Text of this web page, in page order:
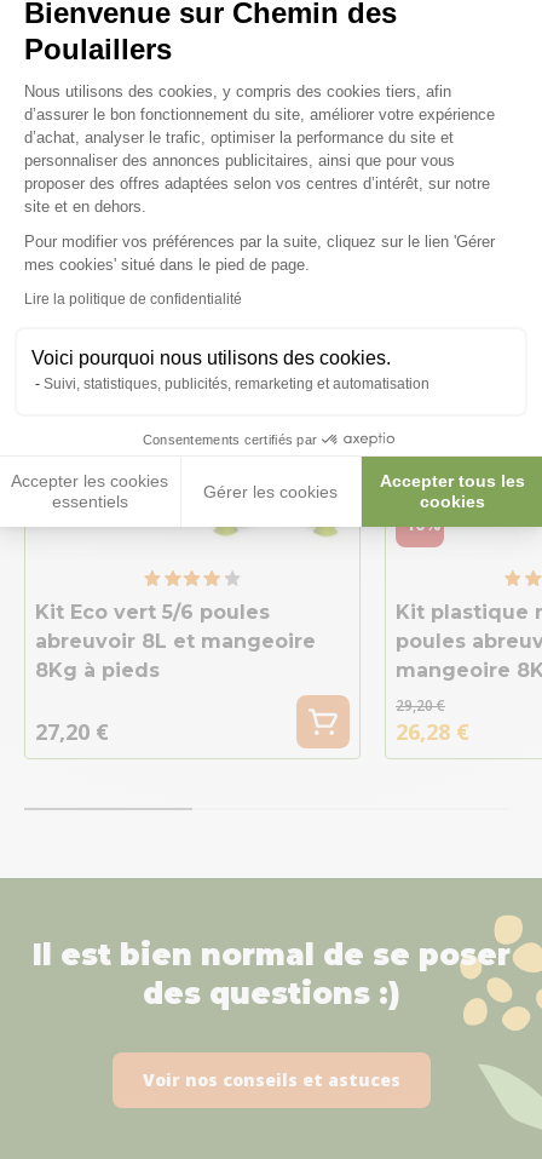
Bienvenue sur Chemin des
Poulaillers
Plateforme de Gestion du
Nous utilisons des cookies, y compris des cookies tiers, afin
d’assurer le bon fonctionnement du site, améliorer votre expérience
d’achat, analyser le trafic, optimiser la performance du site et
personnaliser des annonces publicitaires, ainsi que pour vous
proposer des offres adaptées selon vos centres d’intérêt, sur notre
site et en dehors.
Pour modifier vos préférences par la suite, cliquez sur le lien 'Gérer
mes cookies' situé dans le pied de page.
Lire la politique de confidentialité
Voici pourquoi nous utilisons des cookies.
Suivi, statistiques, publicités, remarketing et automatisation
Consentements certifiés par
Accepter les cookies
essentiels
Gérer les cookies
Accepter tous les
cookies
Axeptio consent
Ces produits peuvent vous
intéresser
Kit Eco vert 5/6 poules
abreuvoir 8L et mangeoire
8Kg à pieds
27,20 €
-10%
Kit plastique
poules
mangeoire
29,20 €
26,28 €
Il est bien normal de se poser
des questions :)
Voir nos conseils et astuces